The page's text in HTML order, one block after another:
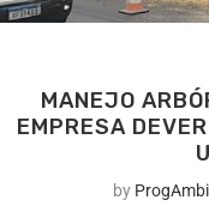
MANEJO
EMPRESA
by